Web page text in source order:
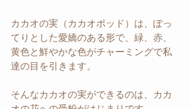
カカオの実（カカオポッド）は、ぽっ
てりとした愛嬌のある形で、緑、赤、
黄色と鮮やかな色がチャーミングで私
達の目を引きます。
そんなカカオの実ができるのは、カカ